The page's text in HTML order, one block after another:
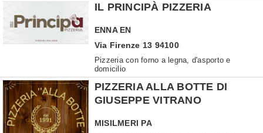
IL PRINCIPÀ PIZZERIA
ENNA EN
Via Firenze 13 94100
Pizzeria con forno a legna, d'asporto e
domicilio
PIZZERIA ALLA BOTTE DI
GIUSEPPE VITRANO
MISILMERI PA